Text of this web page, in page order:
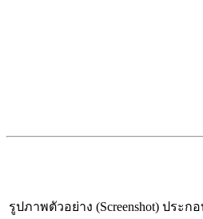
รูปภาพตัวอย่าง (Screenshot) ประ